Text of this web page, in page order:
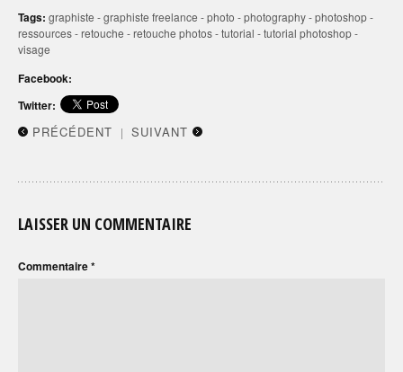
Tags: graphiste -graphiste freelance -photo -photography-photoshop-
ressources-retouche -retouche photos-tutorial -tutorial photoshop-
visage
Facebook:
Twitter:
PRÉCÉDENT | SUIVANT
LAISSER UN COMMENTAIRE
Commentaire*